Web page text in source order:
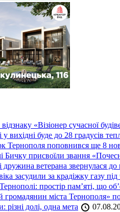
«Візіонер сучасної
вихідні буде до 28 градусів
Тернополя поповнився ще 8
Бичку присвоїли звання
ветерана звернулася до
засудили за крадіжку газу
простір пам’яті, що
громадянин міста Тернополя»
різні долі, одна мета